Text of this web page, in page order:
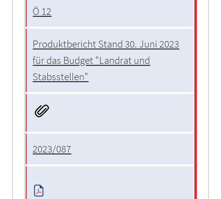
Ö 12
Produktbericht Stand 30. Juni 2023
für das Budget "Landrat und
Stabsstellen"
2023/087